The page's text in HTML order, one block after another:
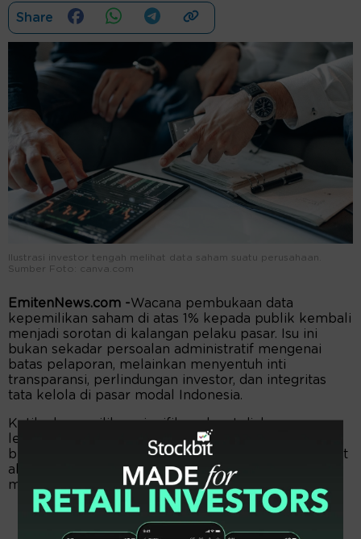
Share
Ilustrasi investor tengah melihat data saham suatu perusahaan.
Sumber Foto: canva.com
EmitenNews.com -Wacana pembukaan data
kepemilikan saham di atas 1% kepada publik kembali
menjadi sorotan di kalangan pelaku pasar. Isu ini
bukan sekadar persoalan administratif mengenai
batas pelaporan, melainkan menyentuh inti
transparansi, perlindungan investor, dan integritas
tata kelola di pasar modal Indonesia.
Ketika kepemilikan signifikan dapat diakses secara
lebih terbuka, dinamika informasi di pasar akan
berubah. Pertanyaannya, apakah perubahan tersebut
akan memperkuat kualitas pasar atau justru
memunculkan tantangan baru?